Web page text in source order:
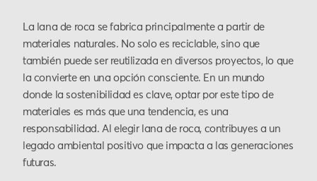
La lana de roca se fabrica principalmente a partir de
materiales naturales. No solo es reciclable, sino que
también puede ser reutilizada en diversos proyectos, lo que
la convierte en una opción consciente. En un mundo
donde la sostenibilidad es clave, optar por este tipo de
materiales es más que una tendencia, es una
responsabilidad. Al elegir lana de roca, contribuyes a un
legado ambiental positivo que impacta a las generaciones
futuras.